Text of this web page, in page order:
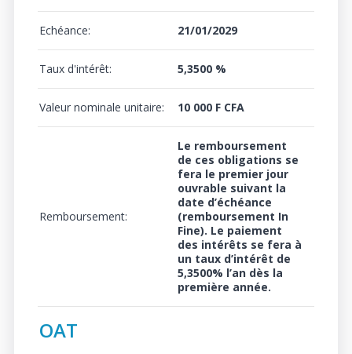
Echéance: 21/01/2029
Taux d'intérêt: 5,3500 %
Valeur nominale unitaire: 10 000 F CFA
Remboursement:
Le remboursement
de ces obligations se
fera le premier jour
ouvrable suivant la
date d’échéance
(remboursement In
Fine). Le paiement
des intérêts se fera à
un taux d’intérêt de
5,3500% l’an dès la
première année.
OAT